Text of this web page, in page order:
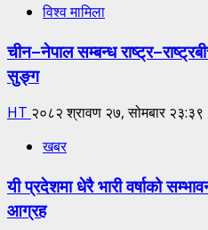
विश्व मामिला
चीन–नेपाल सम्बन्ध
सुङ्ग
HT २०८२ श्रावण २७, सोमबार २३:३९
खबर
यी प्रदेशमा धेरै भारी वर्षाको
आग्रह